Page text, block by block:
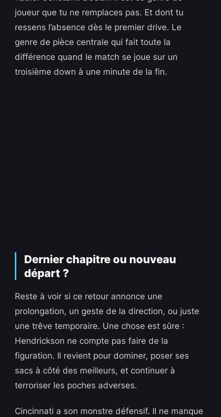
joueur que tu ne remplaces pas. Et dont tu
ressens l’absence dès le premier drive. Le
genre de pièce centrale qui fait toute la
différence quand le match se joue sur un
troisième down à une minute de la fin.
Dernier chapitre ou nouveau
départ ?
Reste à voir si ce retour annonce une
prolongation, un geste de la direction, ou juste
une trêve temporaire. Une chose est sûre :
Hendrickson ne compte pas faire de la
figuration. Il revient pour dominer, poser ses
sacs à côté des meilleurs, et continuer à
terroriser les poches adverses.
Cincinnati a son monstre défensif. Il ne manque